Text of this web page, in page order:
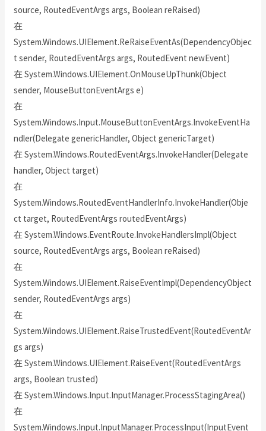
source, RoutedEventArgs args, Boolean reRaised)
在
System.Windows.UIElement.ReRaiseEventAs(DependencyObjec
t sender, RoutedEventArgs args, RoutedEvent newEvent)
在 System.Windows.UIElement.OnMouseUpThunk(Object
sender, MouseButtonEventArgs e)
在
System.Windows.Input.MouseButtonEventArgs.InvokeEventHa
ndler(Delegate genericHandler, Object genericTarget)
在 System.Windows.RoutedEventArgs.InvokeHandler(Delegate
handler, Object target)
在
System.Windows.RoutedEventHandlerInfo.InvokeHandler(Obje
ct target, RoutedEventArgs routedEventArgs)
在 System.Windows.EventRoute.InvokeHandlersImpl(Object
source, RoutedEventArgs args, Boolean reRaised)
在
System.Windows.UIElement.RaiseEventImpl(DependencyObject
sender, RoutedEventArgs args)
在
System.Windows.UIElement.RaiseTrustedEvent(RoutedEventAr
gs args)
在 System.Windows.UIElement.RaiseEvent(RoutedEventArgs
args, Boolean trusted)
在 System.Windows.Input.InputManager.ProcessStagingArea()
在
System.Windows.Input.InputManager.ProcessInput(InputEvent